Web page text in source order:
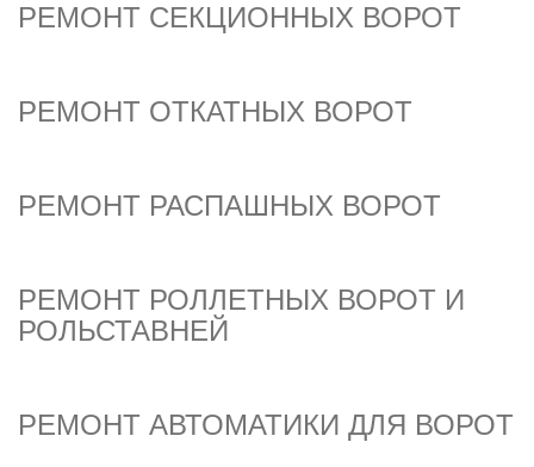
РЕМОНТ СЕКЦИОННЫХ ВОРОТ
РЕМОНТ ОТКАТНЫХ ВОРОТ
РЕМОНТ РАСПАШНЫХ ВОРОТ
РЕМОНТ РОЛЛЕТНЫХ ВОРОТ И
РОЛЬСТАВНЕЙ
РЕМОНТ АВТОМАТИКИ ДЛЯ ВОРОТ